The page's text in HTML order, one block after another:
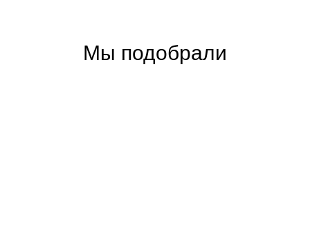
Мы подобрали